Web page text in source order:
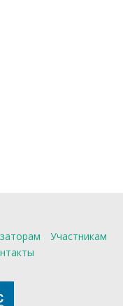
Участникам